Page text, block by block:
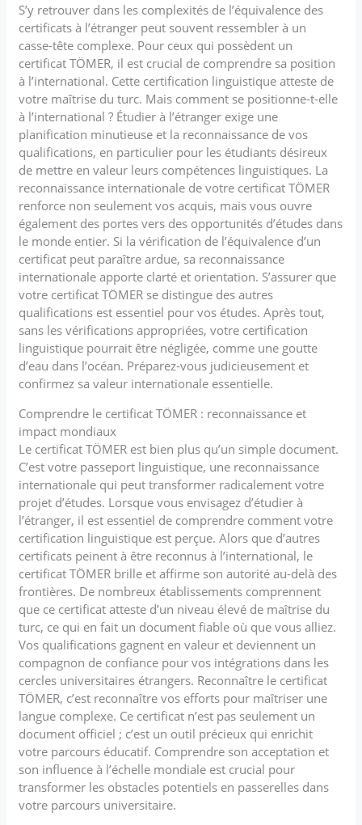
S’y retrouver dans les complexités de l’équivalence des
certificats à l’étranger peut souvent ressembler à un
casse-tête complexe. Pour ceux qui possèdent un
certificat TÖMER, il est crucial de comprendre sa position
à l’international. Cette certification linguistique atteste de
votre maîtrise du turc. Mais comment se positionne-t-elle
à l’international ? Étudier à l’étranger exige une
planification minutieuse et la reconnaissance de vos
qualifications, en particulier pour les étudiants désireux
de mettre en valeur leurs compétences linguistiques. La
reconnaissance internationale de votre certificat TÖMER
renforce non seulement vos acquis, mais vous ouvre
également des portes vers des opportunités d’études dans
le monde entier. Si la vérification de l’équivalence d’un
certificat peut paraître ardue, sa reconnaissance
internationale apporte clarté et orientation. S’assurer que
votre certificat TÖMER se distingue des autres
qualifications est essentiel pour vos études. Après tout,
sans les vérifications appropriées, votre certification
linguistique pourrait être négligée, comme une goutte
d’eau dans l’océan. Préparez-vous judicieusement et
confirmez sa valeur internationale essentielle.
Comprendre le certificat TÖMER : reconnaissance et
impact mondiaux
Le certificat TÖMER est bien plus qu’un simple document.
C’est votre passeport linguistique, une reconnaissance
internationale qui peut transformer radicalement votre
projet d’études. Lorsque vous envisagez d’étudier à
l’étranger, il est essentiel de comprendre comment votre
certification linguistique est perçue. Alors que d’autres
certificats peinent à être reconnus à l’international, le
certificat TÖMER brille et affirme son autorité au-delà des
frontières. De nombreux établissements comprennent
que ce certificat atteste d’un niveau élevé de maîtrise du
turc, ce qui en fait un document fiable où que vous alliez.
Vos qualifications gagnent en valeur et deviennent un
compagnon de confiance pour vos intégrations dans les
cercles universitaires étrangers. Reconnaître le certificat
TÖMER, c’est reconnaître vos efforts pour maîtriser une
langue complexe. Ce certificat n’est pas seulement un
document officiel ; c’est un outil précieux qui enrichit
votre parcours éducatif. Comprendre son acceptation et
son influence à l’échelle mondiale est crucial pour
transformer les obstacles potentiels en passerelles dans
votre parcours universitaire.